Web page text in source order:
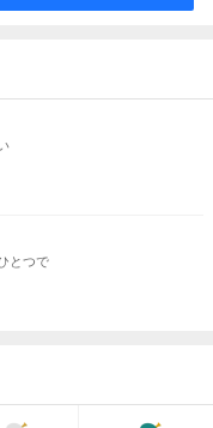
とつで